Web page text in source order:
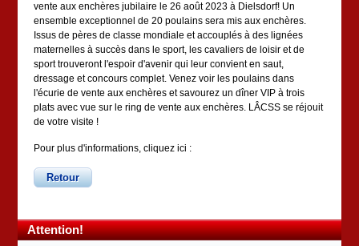
vente aux enchères jubilaire le 26 août 2023 à Dielsdorf! Un
ensemble exceptionnel de 20 poulains sera mis aux enchères.
Issus de pères de classe mondiale et accouplés à des lignées
maternelles à succès dans le sport, les cavaliers de loisir et de
sport trouveront l'espoir d'avenir qui leur convient en saut,
dressage et concours complet. Venez voir les poulains dans
l'écurie de vente aux enchères et savourez un dîner VIP à trois
plats avec vue sur le ring de vente aux enchères. LÂCSS se réjouit
de votre visite !
Pour plus d'informations, cliquez ici :
Retour
Attention!